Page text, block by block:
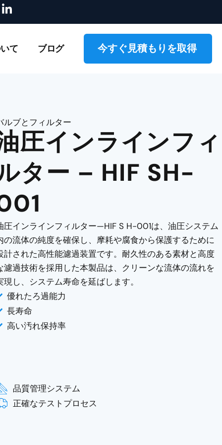
グをご覧ください!
ア
イ
コ
-
i
n
て ブログ 今すぐ見積もりを取得
ルブとフィルター
圧インラインフィ
ター – HIF SH-
圧インラインフィルター—HIF S H-001は、油圧システム
の流体の純度を確保し、摩耗や腐食から保護するために
計された高性能濾過装置です。耐久性のある素材と高度
濾過技術を採用した本製品は、クリーンな流体の流れを
現し、システム寿命を延ばします。
優れたろ過能力
長寿命
高い汚れ保持率
品質管理システム
正確なテストプロセス